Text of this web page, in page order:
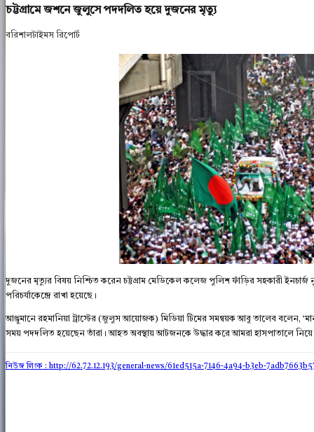
চট্টগ্রামে জশনে জুলুসে পদদলিত হয়ে দুজনের মৃত্যু
বরিশালটাইমস রিপোর্ট
দুজনের মৃত্যুর বিষয় নিশ্চিত করেন চট্টগ্রাম মেডিকেল কলেজ পুলিশ ফাঁড়ির সহকারী
পরিচর্যাকেন্দ্রে রাখা হয়েছে।
আঞ্জুমানে রহমানিয়া ট্রাস্টের (জুলুস আয়োজক) মিডিয়া টিমের সমন্বয়ক আবু তালেব বলেন,
সময় পদদলিত হয়েছেন তাঁরা। আহত অবস্থায় আটজনকে উদ্ধার করে আমরা হাসপাতালে
নিউজ লিংক : http://62.72.12.193/general-news/61ed515a-7146-4a94-b3eb-